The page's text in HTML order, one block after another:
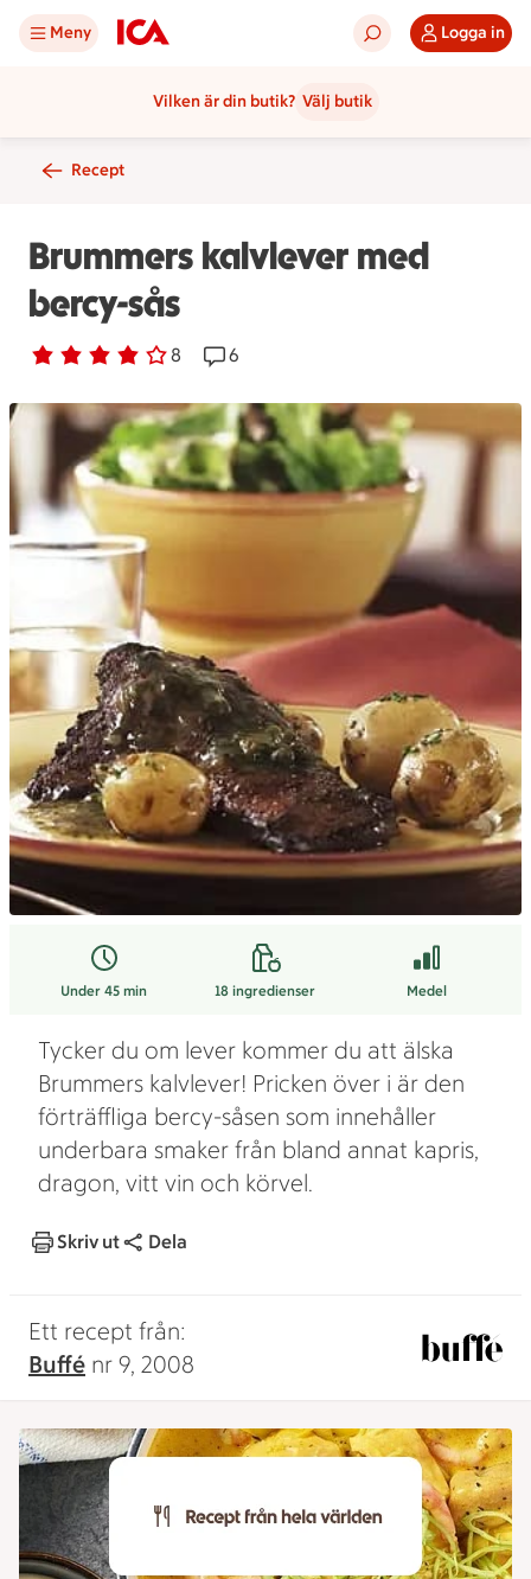
Meny Logga in
Vilken är din butik? Välj butik
Recept
Brummers kalvlever med
bercy-sås
Betyg 4 av 5. 8
8 personer har röstatReceptet har 6 kommentarer
6
Under 45 min 18ingredienser Medel
Tycker du om lever kommer du att älska
Brummers kalvlever! Pricken över i är den
förträffliga bercy-såsen som innehåller
underbara smaker från bland annat kapris,
dragon, vitt vin och körvel.
Skriv ut Dela
Ett recept från:
Buffé nr 9, 2008